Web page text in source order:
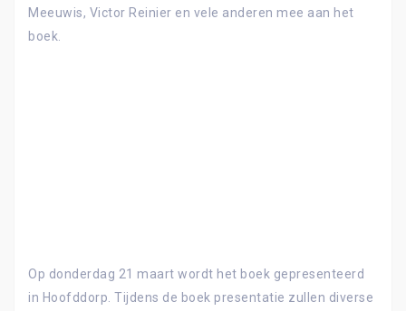
Meeuwis, Victor Reinier en vele anderen mee aan het
boek.
Op donderdag 21 maart wordt het boek gepresenteerd
in Hoofddorp. Tijdens de boek presentatie zullen diverse